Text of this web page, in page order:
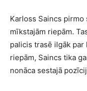
Karloss Saincs
mīkstajām riepām.
palicis trasē ilgāk
riepām, Saincs tika
nonāca sestajā